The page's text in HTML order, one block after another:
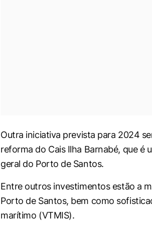
Outra iniciativa prevista para 2024
reforma do Cais Ilha Barnabé, que é
geral do Porto de Santos.
Entre outros investimentos estão a
Porto de Santos, bem como
marítimo (VTMIS).